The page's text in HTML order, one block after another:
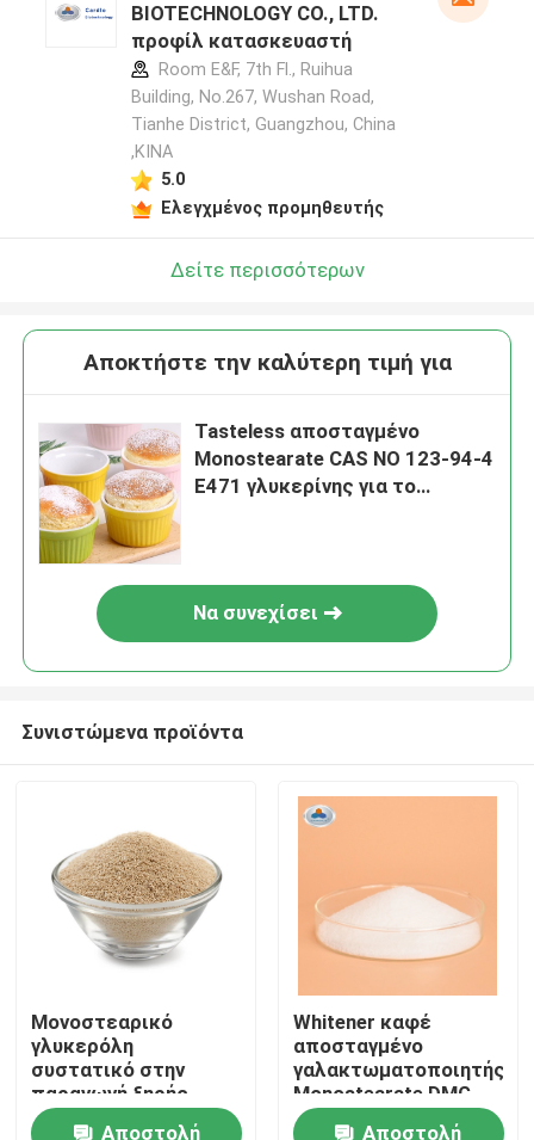
Προϊόντα
Βίντεο
BIOTECHNOLOGY CO., LTD.
προφίλ κατασκευαστή
Room E&F, 7th Fl., Ruihua
Building, No.267, Wushan Road,
Tianhe District, Guangzhou, China
,ΚΙΝΑ
5.0
Ελεγχμένος προμηθευτής
Δείτε περισσότερων
Αποκτήστε την καλύτερη τιμή για
Tasteless αποσταγμένο
Monostearate CAS ΝΟ 123-94-4
E471 γλυκερίνης για το
Να συνεχίσει
Συνιστώμενα προϊόντα
Μονοστεαρικό
γλυκερόλη
συστατικό στην
παραγωγή ξηρής
ζύμης για προϊόντα
Αποστολή
Whitener καφέ
αποσταγμένο
γαλακτωματοποιητής
Monostearate DMG
γλυκερίνης
Αποστολή